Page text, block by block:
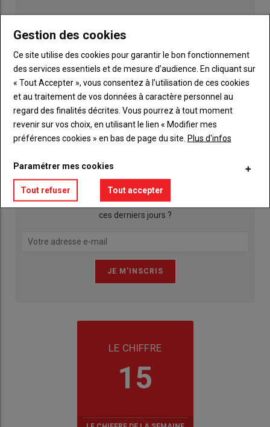
INSCRIPTION NEWSLETTER
Qu’est ce qui a agité les actualités agricoles de la Mayenne
ces derniers jours ?
LE CHIFFRE
15
Gestion des cookies
Ce site utilise des cookies pour garantir le bon fonctionnement
des services essentiels et de mesure d’audience. En cliquant sur
« Tout Accepter », vous consentez à l’utilisation de ces cookies
et au traitement de vos données à caractère personnel au
regard des finalités décrites. Vous pourrez à tout moment
revenir sur vos choix, en utilisant le lien « Modifier mes
préférences cookies » en bas de page du site. Plus d'infos
Paramétrer mes cookies
Tout refuser Tout accepter